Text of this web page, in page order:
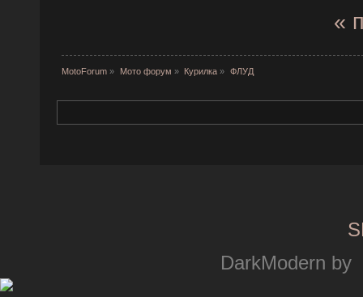
«
MotoForum » Мото форум » Курилка » ФЛУД
DarkModern by